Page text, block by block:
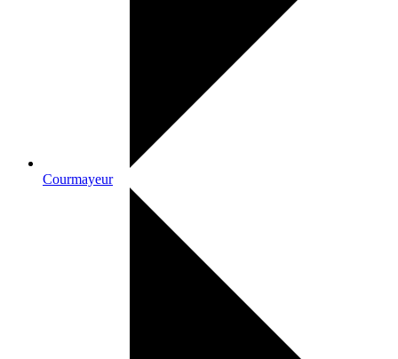
Courmayeur